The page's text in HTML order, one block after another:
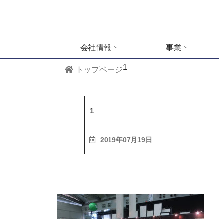
会社情報 事業
トップページ1
1
2019年07月19日